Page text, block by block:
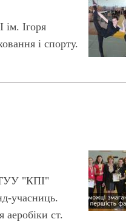
ім. Ігоря
і спорту.
"КПІ"
учасниць.
аеробіки ст.